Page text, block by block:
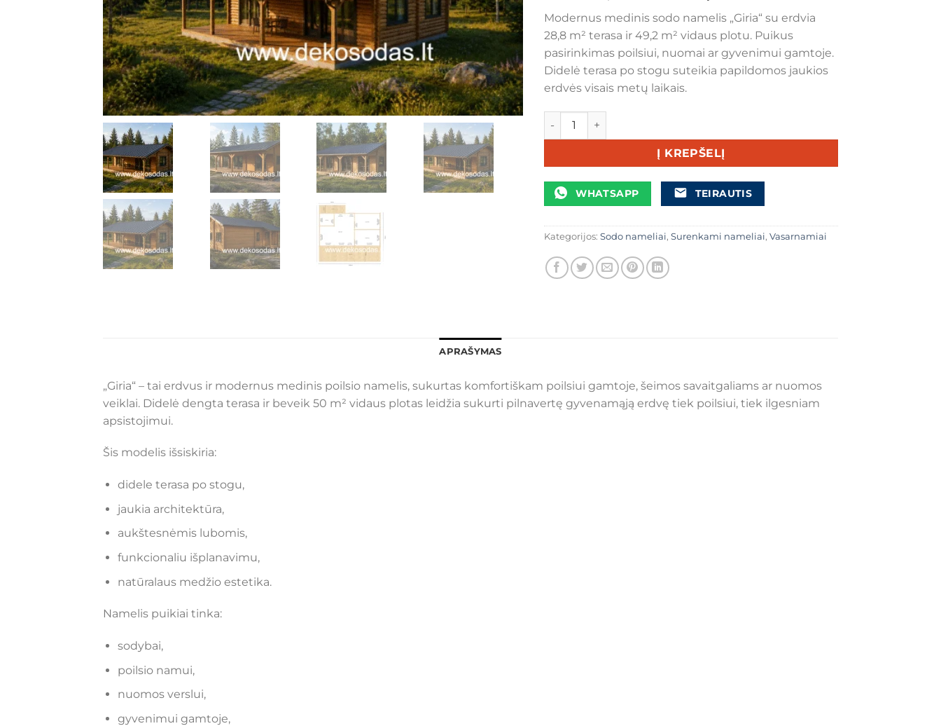
price
was:
€18.900,00.
price
is:
€17.900,00.
Modernus medinis sodo namelis „Giria“ su erdvia
28,8 m² terasa ir 49,2 m² vidaus plotu. Puikus
pasirinkimas poilsiui, nuomai ar gyvenimui gamtoje.
Didelė terasa po stogu suteikia papildomos jaukios
erdvės visais metų laikais.
produkto kiekis: Medinis sodo namelis „Giria“ 10 × 7,95 m su erdvia terasa 66
Į KREPŠELĮ
WHATSAPP TEIRAUTIS
Kategorijos: Sodo nameliai, Surenkami nameliai, Vasarnamiai
APRAŠYMAS
„Giria“ – tai erdvus ir modernus medinis poilsio namelis, sukurtas komfortiškam poilsiui gamtoje, šeimos savaitgaliams ar nuomos
veiklai. Didelė dengta terasa ir beveik 50 m² vidaus plotas leidžia sukurti pilnavertę gyvenamąją erdvę tiek poilsiui, tiek ilgesniam
apsistojimui.
Šis modelis išsiskiria:
didele terasa po stogu,
jaukia architektūra,
aukštesnėmis lubomis,
funkcionaliu išplanavimu,
natūralaus medžio estetika.
Namelis puikiai tinka:
sodybai,
poilsio namui,
nuomos verslui,
gyvenimui gamtoje,